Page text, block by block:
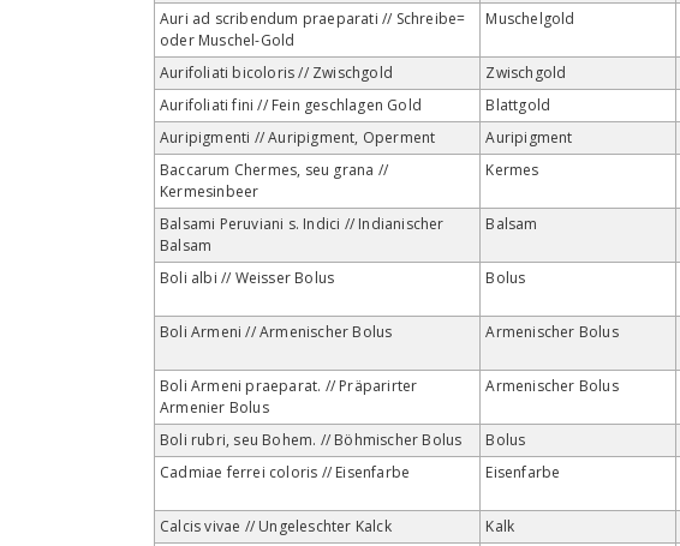
Auri ad scribendum praeparati // Schreibe=
oder Muschel-Gold
Muschelgold
Aurifoliati bicoloris // Zwischgold
Zwischgold
Aurifoliati fini // Fein geschlagen Gold
Blattgold
Auripigmenti // Auripigment, Operment
Auripigment
Baccarum Chermes, seu grana //
Kermesinbeer
Kermes
Balsami Peruviani s. Indici // Indianischer
Balsam
Balsam
Boli albi // Weisser Bolus Bolus
Boli Armeni // Armenischer Bolus
Armenischer Bolus
Boli Armeni praeparat. // Präparirter
Armenier Bolus
Armenischer Bolus
Boli rubri, seu Bohem. // Böhmischer Bolus Bolus
Cadmiae ferrei coloris // Eisenfarbe
Eisenfarbe
Calcis vivae // Ungeleschter Kalck
Kalk